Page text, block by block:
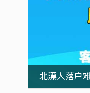
北漂人落户